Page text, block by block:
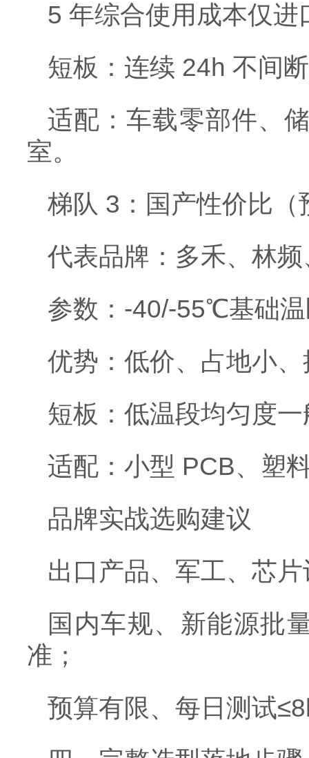
5 年综合使用成本仅
短板：连续 24h 不间
适配：车载零部件、
室。
梯队 3：国产性价比
代表品牌：多禾、林
参数：-40/-55℃基础
优势：低价、占地小
短板：低温段均匀度
适配：小型 PCB、塑
品牌实战选购建议
出口产品、军工、芯
国内车规、新能源批
准；
预算有限、每日测试